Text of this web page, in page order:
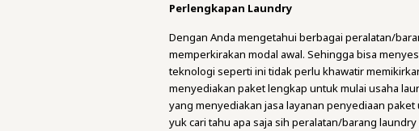
Perlengkapan Laundry
Dengan Anda mengetahui berbagai peralatan/
memperkirakan modal awal. Sehingga bisa
teknologi seperti ini tidak perlu khawatir
menyediakan paket lengkap untuk mulai usaha
yang menyediakan jasa layanan penyediaan
yuk cari tahu apa saja sih peralatan/barang